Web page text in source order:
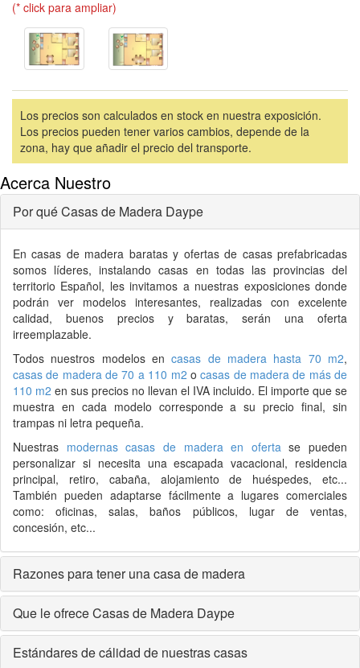
(* click para ampliar)
Los precios son calculados en stock en nuestra exposición.
Los precios pueden tener varios cambios, depende de la
zona, hay que añadir el precio del transporte.
Acerca Nuestro
Por qué Casas de Madera Daype
Encasas de madera baratas y ofertas de casas prefabricadas
somos líderes, instalando casas en todas las provincias del
territorio Español, les invitamos a nuestras exposiciones donde
podrán ver modelos interesantes, realizadas con excelente
calidad, buenos precios y baratas, serán una oferta
irreemplazable.
Todos nuestros modelos encasas de madera hasta 70 m2,
casas de madera de 70 a 110 m2 ocasas de madera de más de
110 m2 en sus precios no llevan el IVA incluido. El importe que se
muestra en cada modelo corresponde a su precio final, sin
trampas ni letra pequeña.
Nuestras modernas casas de madera en ofertase pueden
personalizar si necesita una escapada vacacional, residencia
principal, retiro, cabaña, alojamiento de huéspedes, etc...
También pueden adaptarse fácilmente a lugares comerciales
como: oficinas, salas, baños públicos, lugar de ventas,
concesión, etc...
Razones para tener una casa de madera
Que le ofrece Casas de Madera Daype
Estándares de cálidad de nuestras casas